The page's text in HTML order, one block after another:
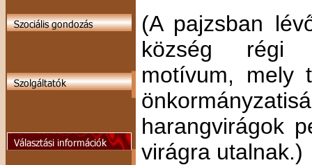
(A pajzsban
község régi
motívum, mely
harangvirágok
virágra utalnak.)